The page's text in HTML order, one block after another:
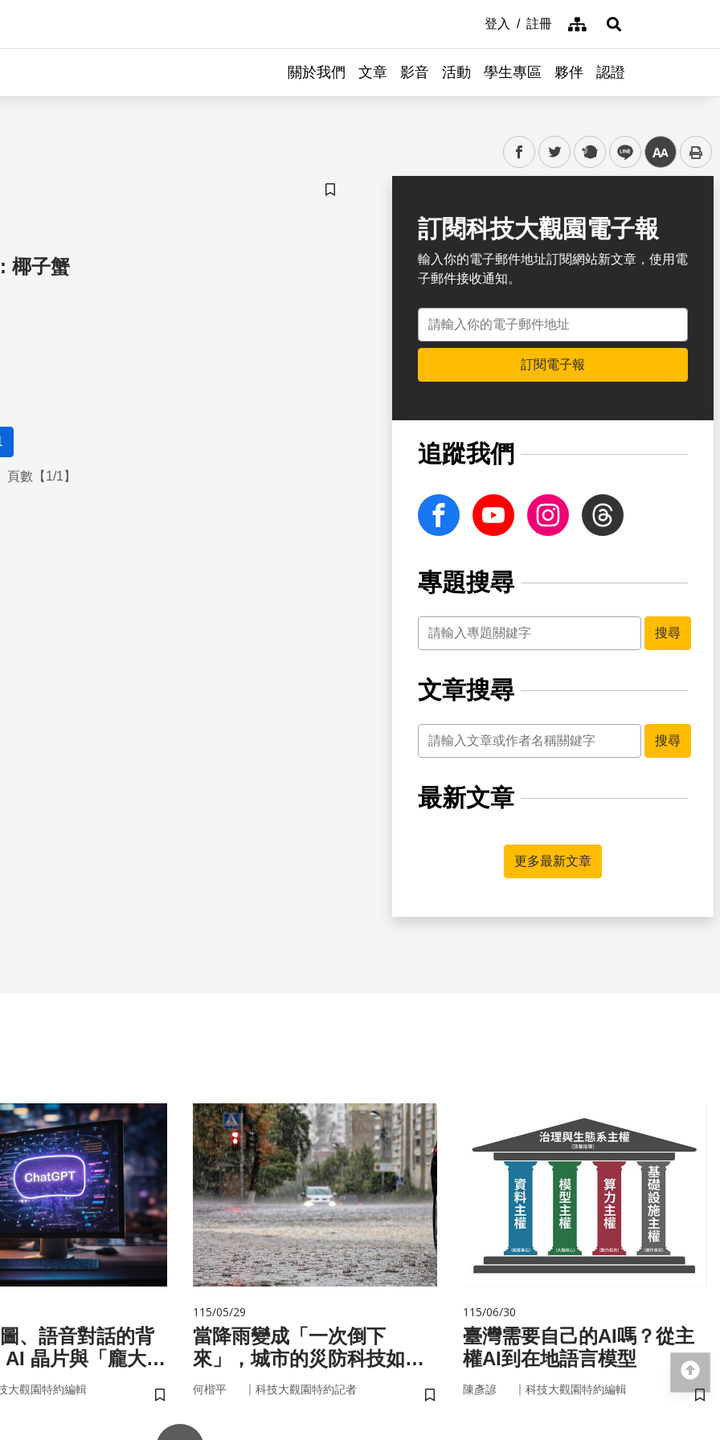
登入 註冊 網站導覽展開搜尋
關於我們 文章 影音 活動 學生專區 夥伴 認證
facebooktwitter plurk line 中
儲存書籤
椰子蟹
數【1/1】
訂閱科技大觀園電子報
輸入你的電子郵件地址訂閱網站新文章，使用電
子郵件接收通知。
電子郵件地址
訂閱電子報
追蹤我們
facebook Youtube InstagramThreads
專題搜尋
關鍵字
搜尋
文章搜尋
關鍵字
搜尋
最新文章
更多最新文章
、語音對話的背
晶片與「龐大算
目
大觀園特約編輯
儲存書籤
115/05/29
當降雨變成「一次倒下
來」，城市的災防科技如何
即時應變？
何楷平 ｜ 科技大觀園特約記者
儲存書籤
115/06/30
臺灣需要自己的AI嗎？從主
權AI到在地語言模型
陳彥諺 ｜ 科技大觀園特約編輯
儲
回